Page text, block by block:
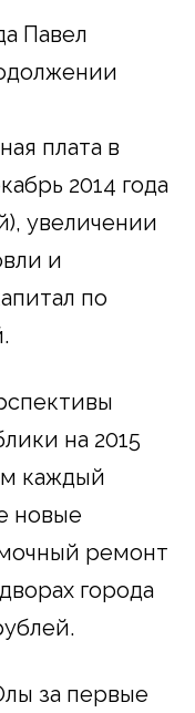
Павел
плата в
2014 года
увеличении
и
по
на 2015
каждый
новые
ремонт
города
за первые